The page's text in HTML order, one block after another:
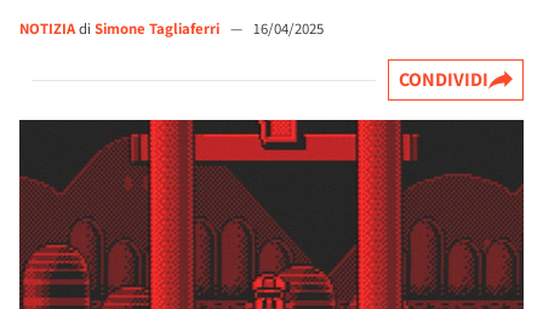
NOTIZIAdi Simone Tagliaferri — 16/04/2025
CONDIVIDI